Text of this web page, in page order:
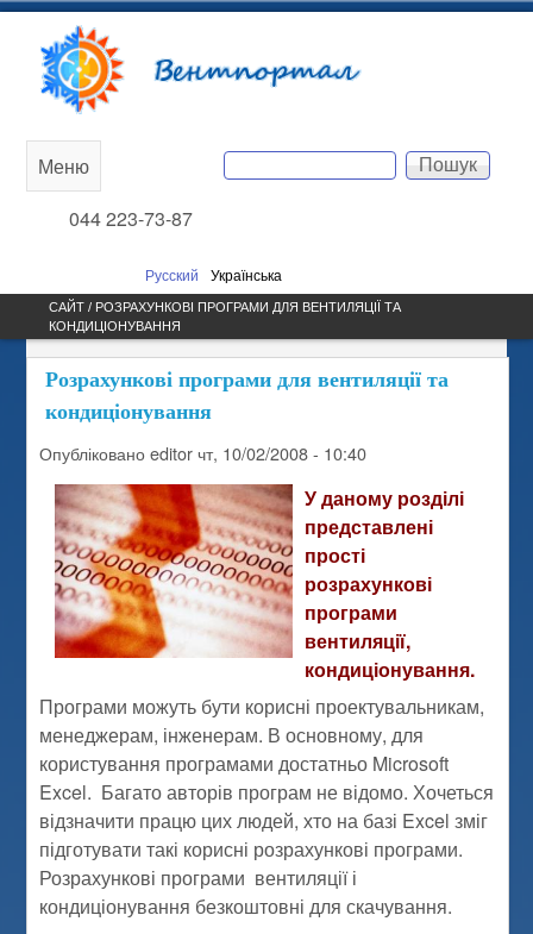
вмісту
Вентпортал
Пошукова форма
Пошук
044 223-73-87
Русский Українська
Main
menu
Меню
САЙТ / РОЗРАХУНКОВІ ПРОГРАМИ ДЛЯ ВЕНТИЛЯЦІЇ ТА
КОНДИЦІОНУВАННЯ
Розрахункові програми для вентиляції та
кондиціонування
Опублікованоeditor чт, 10/02/2008 - 10:40
У даному розділі
представлені
прості
розрахункові
програми
вентиляції,
кондиціонування.
Програми можуть бути корисні проектувальникам,
менеджерам, інженерам. В основному, для
користування програмами достатньо Microsoft
Excel. Багато авторів програм не відомо. Хочеться
відзначити працю цих людей, хто на базі Excel зміг
підготувати такі корисні розрахункові програми.
Розрахункові програми вентиляції і
кондиціонування безкоштовні для скачування.